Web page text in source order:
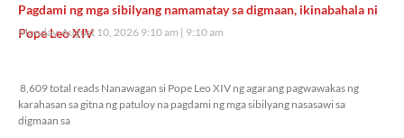
Pagdami ng mga sibilyang namamatay sa digmaan, ikinabahala ni
Pope Leo XIV
Monday, August 10, 2026 9:10 am 9:10 am
8,609 total reads Nanawagan si Pope Leo XIV ng agarang pagwawakas ng
karahasan sa gitna ng patuloy na pagdami ng mga sibilyang nasasawi sa
digmaan sa